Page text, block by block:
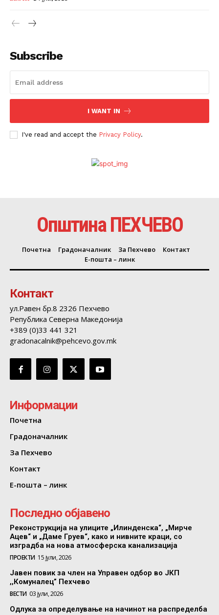
Subscribe
I WANT IN
I've read and accept the Privacy Policy.
Општина ПЕХЧЕВО
Почетна Градоначалник За Пехчево
Контакт
Е-пошта – линк
Контакт
ул.Равен бр.8 2326 Пехчево
Република Северна Македонија
+389 (0)33 441 321
gradonacalnik@pehcevo.gov.mk
Информации
Почетна
Градоначалник
За Пехчево
Контакт
Е-пошта – линк
Последно објавено
Реконструкција на улиците „Илинденска“, „Мирче
Ацев“ и „Даме Груев“, како и нивните краци, со
изградба на нова атмосферска канализација
ПРОЕКТИ 15 јули, 2026
Јавен повик за член на Управен одбор во ЈКП
,,Комуналец” Пехчево
ВЕСТИ 03 јули, 2026
Одлука за определување на начинот на распределба